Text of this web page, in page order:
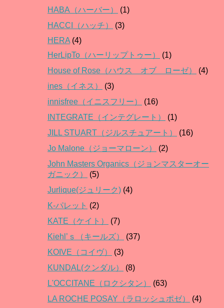
HABA（ハーバー）
(1)
HACCI（ハッチ）
(3)
HERA(4)
HerLipTo（ハーリップトゥー）
(1)
House of Rose（ハウス オブ ローゼ）
(4)
ines（イネス）
(3)
innisfree（イニスフリー）
(16)
INTEGRATE（インテグレート）
(1)
JILL STUART（ジルスチュアート）
(16)
Jo Malone（ジョーマローン）
(2)
John Masters Organics（ジョンマスターオー
ガニック）
(5)
Jurlique(ジュリーク) (4)
K-パレット (2)
KATE（ケイト）
(7)
Kiehl’ｓ（キールズ）
(37)
KOIVE（コイヴ）
(3)
KUNDAL(クンダル）
(8)
L'OCCITANE（ロクシタン）
(63)
LA ROCHE POSAY（ラロッシュポゼ）
(4)